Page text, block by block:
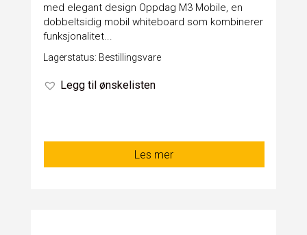
med elegant design Oppdag M3 Mobile, en
dobbeltsidig mobil whiteboard som kombinerer
funksjonalitet...
Lagerstatus: Bestillingsvare
Legg til ønskelisten
Les mer